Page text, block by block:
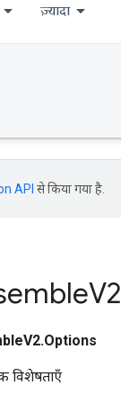
ज़्यादा
API से किया गया है.
V2
विशेषताएँ